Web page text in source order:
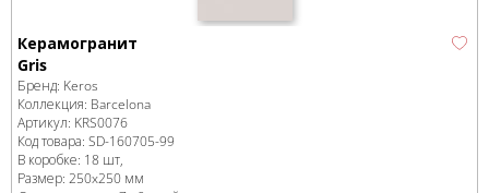
Керамогранит
Gris
Бренд: Keros
Коллекция: Barcelona
Артикул: KRS0076
Код товара: SD-160705-99
В коробке: 18 шт,
Размер: 250x250 мм